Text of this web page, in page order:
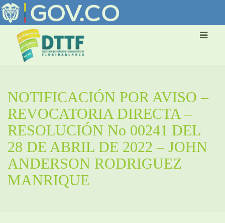
NOTIFICACIÓN POR AVISO –
REVOCATORIA DIRECTA –
RESOLUCIÓN No 00241 DEL
28 DE ABRIL DE 2022 – JOHN
ANDERSON RODRIGUEZ
MANRIQUE